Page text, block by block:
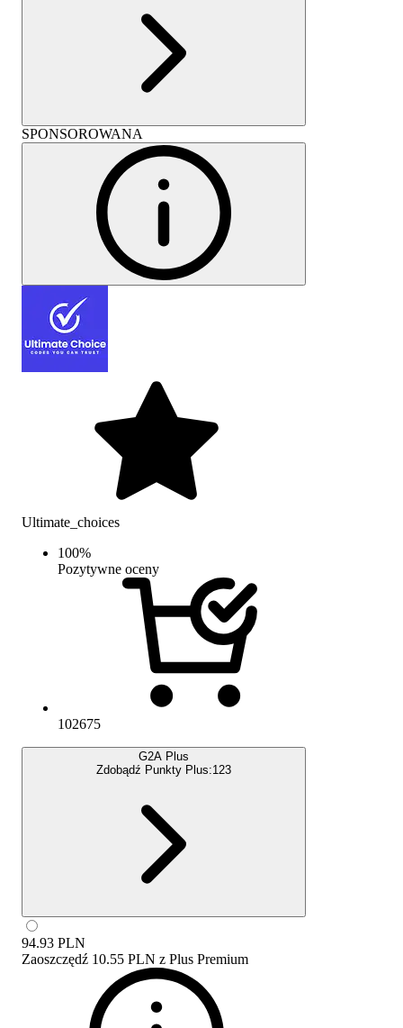
SPONSOROWANA
Ultimate_choices
100%
Pozytywne oceny
102675
G2A Plus
Zdobądź Punkty Plus:123
94.93 PLN
Zaoszczędź 10.55 PLN z Plus Premium